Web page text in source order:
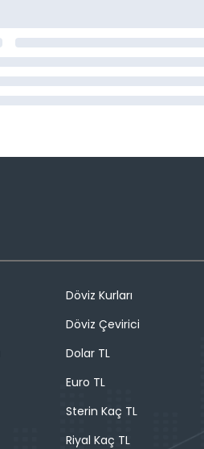
Döviz Kurları
Döviz Çevirici
Dolar TL
Euro TL
Sterin Kaç TL
Riyal Kaç TL